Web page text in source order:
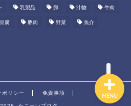
乳製品 卵 汁物 牛肉
豆腐 豚肉 野菜 魚介
ポリシー 免責事項 MENU
ダイエット